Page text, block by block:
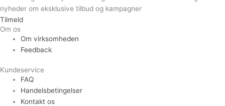
nyheder om eksklusive tilbud og kampagner
Tilmeld
Om os
Om virksomheden
Feedback
Kundeservice
FAQ
Handelsbetingelser
Kontakt os